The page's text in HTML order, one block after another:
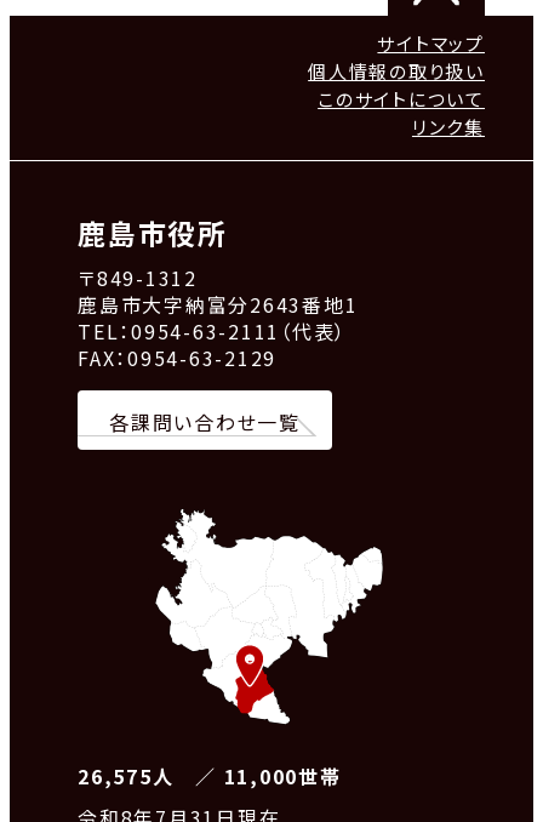
サイトマップ
個人情報の取り扱い
このサイトについて
リンク集
鹿島市役所
〒849-1312
鹿島市大字納富分2643番地1
TEL：0954-63-2111（代表）
FAX：0954-63-2129
各課問い合わせ一覧
26,575人 ／ 11,000世帯